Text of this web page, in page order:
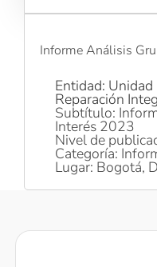
Informe Análisis
Entidad:
Reparación
Subtítulo:
Interés 2023
Nivel de
Categoría:
Lugar: Bogotá,